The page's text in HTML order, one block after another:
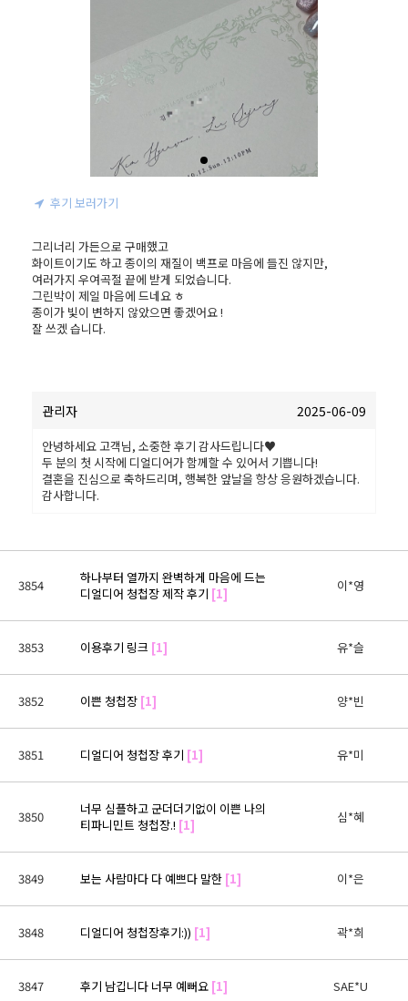
후기 보러가기
그리너리 가든으로 구매했고
화이트이기도 하고 종이의 재질이 백프로 마음에 들진 않지만,
여러가지 우여곡절 끝에 받게 되었습니다.
그린박이 제일 마음에 드네요 ㅎ
종이가 빛이 변하지 않았으면 좋겠어요 !
잘 쓰겠 습니다.
관리자 2025-06-09
안녕하세요 고객님, 소중한 후기 감사드립니다♥
두 분의 첫 시작에 디얼디어가 함께할 수 있어서 기쁩니다!
결혼을 진심으로 축하드리며, 행복한 앞날을 항상 응원하겠습니다.
감사합니다.
3854
하나부터 열까지 완벽하게 마음에 드는
디얼디어 청첩장 제작 후기 [1] 이*영
3853 이용후기 링크 [1] 유*슬
3852 이쁜 청첩장 [1] 양*빈
3851 디얼디어 청첩장 후기 [1] 유*미
3850
너무 심플하고 군더더기없이 이쁜 나의
티파니민트 청첩장.! [1] 심*혜
3849 보는 사람마다 다 예쁘다 말한 [1] 이*은
3848 디얼디어 청첩장후기:)) [1] 곽*희
3847 후기 남깁니다 너무 예뻐요 [1] SAE*U